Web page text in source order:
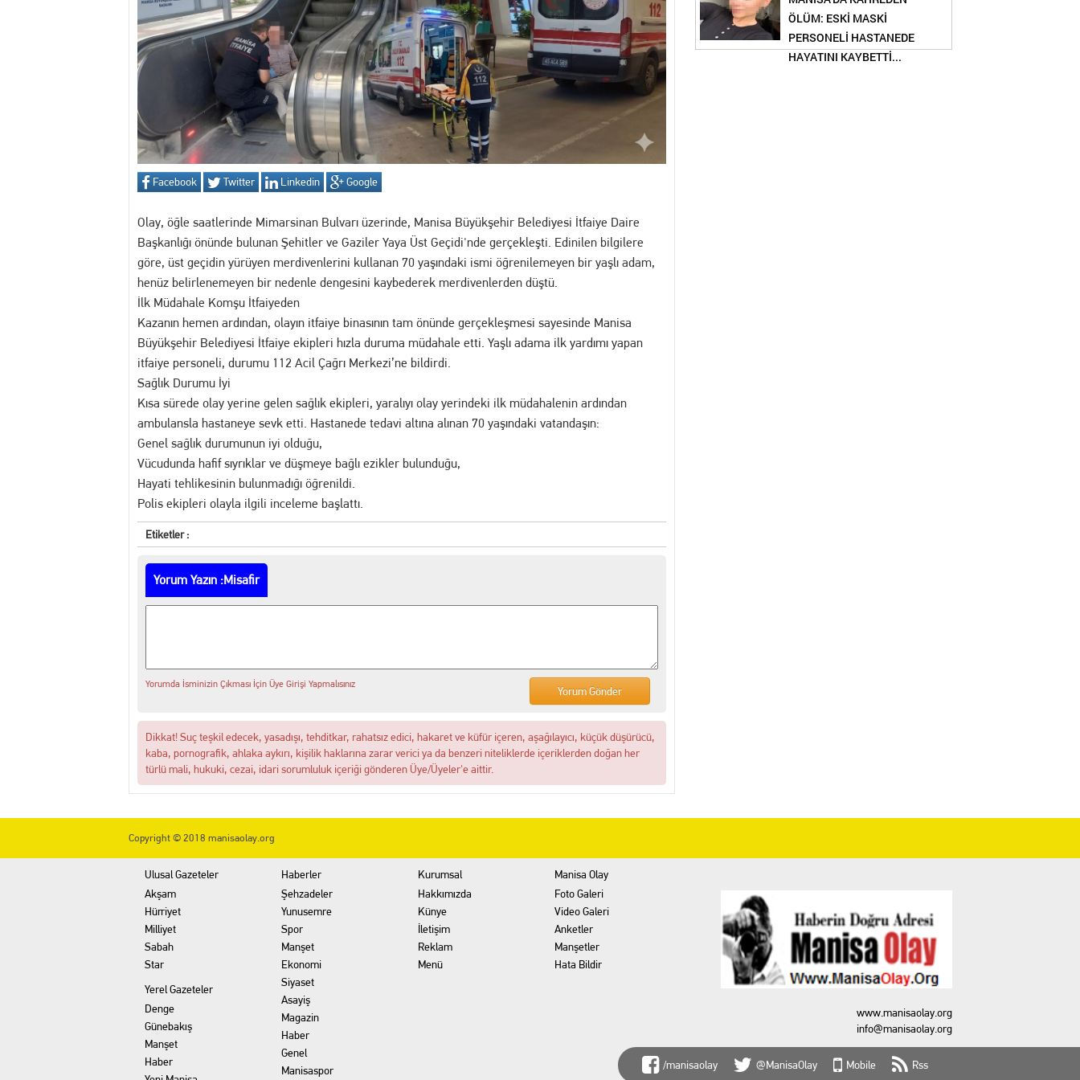
13:30 MANİSA'DA DİJİTAL KRİZ! Kent Genelindeki İnternet Haber Sitelerine Erişim Sağlanamıyor
12:54 Manisa’da Hareketli Dakikalar: İhbar Üzerine Sevk Edilen Ekipler Uykuda Buldu
14:16 Yuntdağı’nı Keşfeden "Akıl Hocası": Fatih Köse Ne İstiyor?
13:20 Turgutlu'da hakkında 7 yakalama emri bulunan dolandırıcılık şüphelisi serbest bırakıldı
13:02 Akademi Manisa’da Eğitimler Başlıyor
Facebook Twitter Linkedin Google
Olay, öğle saatlerinde Mimarsinan Bulvarı üzerinde, Manisa Büyükşehir Belediyesi İtfaiye Daire
Başkanlığı önünde bulunan Şehitler ve Gaziler Yaya Üst Geçidi'nde gerçekleşti. Edinilen bilgilere
göre, üst geçidin yürüyen merdivenlerini kullanan 70 yaşındaki ismi öğrenilemeyen bir yaşlı adam,
henüz belirlenemeyen bir nedenle dengesini kaybederek merdivenlerden düştü.
​İlk Müdahale Komşu İtfaiyeden
​Kazanın hemen ardından, olayın itfaiye binasının tam önünde gerçekleşmesi sayesinde Manisa
Büyükşehir Belediyesi İtfaiye ekipleri hızla duruma müdahale etti. Yaşlı adama ilk yardımı yapan
itfaiye personeli, durumu 112 Acil Çağrı Merkezi’ne bildirdi.
​Sağlık Durumu İyi
​Kısa sürede olay yerine gelen sağlık ekipleri, yaralıyı olay yerindeki ilk müdahalenin ardından
ambulansla hastaneye sevk etti. Hastanede tedavi altına alınan 70 yaşındaki vatandaşın:
​Genel sağlık durumunun iyi olduğu,
​Vücudunda hafif sıyrıklar ve düşmeye bağlı ezikler bulunduğu,
​Hayati tehlikesinin bulunmadığı öğrenildi.
​Polis ekipleri olayla ilgili inceleme başlattı.
Etiketler :
Yorum Yazın :Misafir
Yorumda İsminizin Çıkması İçin Üye Girişi Yapmalısınız
Dikkat! Suç teşkil edecek, yasadışı, tehditkar, rahatsız edici, hakaret ve küfür içeren, aşağılayıcı, küçük düşürücü,
kaba, pornografik, ahlaka aykırı, kişilik haklarına zarar verici ya da benzeri niteliklerde içeriklerden doğan her
türlü mali, hukuki, cezai, idari sorumluluk içeriği gönderen Üye/Üyeler'e aittir.
ÖLÜM: ESKİ MASKİ
PERSONELİ HASTANEDE
HAYATINI KAYBETTİ...
Copyright © 2018 manisaolay.org
www.manisaolay.org
info@manisaolay.org
Rss
Mobile
@ManisaOlay
/manisaolay
Ulusal Gazeteler
Akşam
Hürriyet
Milliyet
Sabah
Star
Yerel Gazeteler
Denge
Günebakış
Manşet
Haber
Haberler
Şehzadeler
Yunusemre
Spor
Manşet
Ekonomi
Siyaset
Asayiş
Magazin
Haber
Genel
Manisaspor
Kurumsal
Hakkımızda
Künye
İletişim
Reklam
Menü
Manisa Olay
Foto Galeri
Video Galeri
Anketler
Manşetler
Hata Bildir